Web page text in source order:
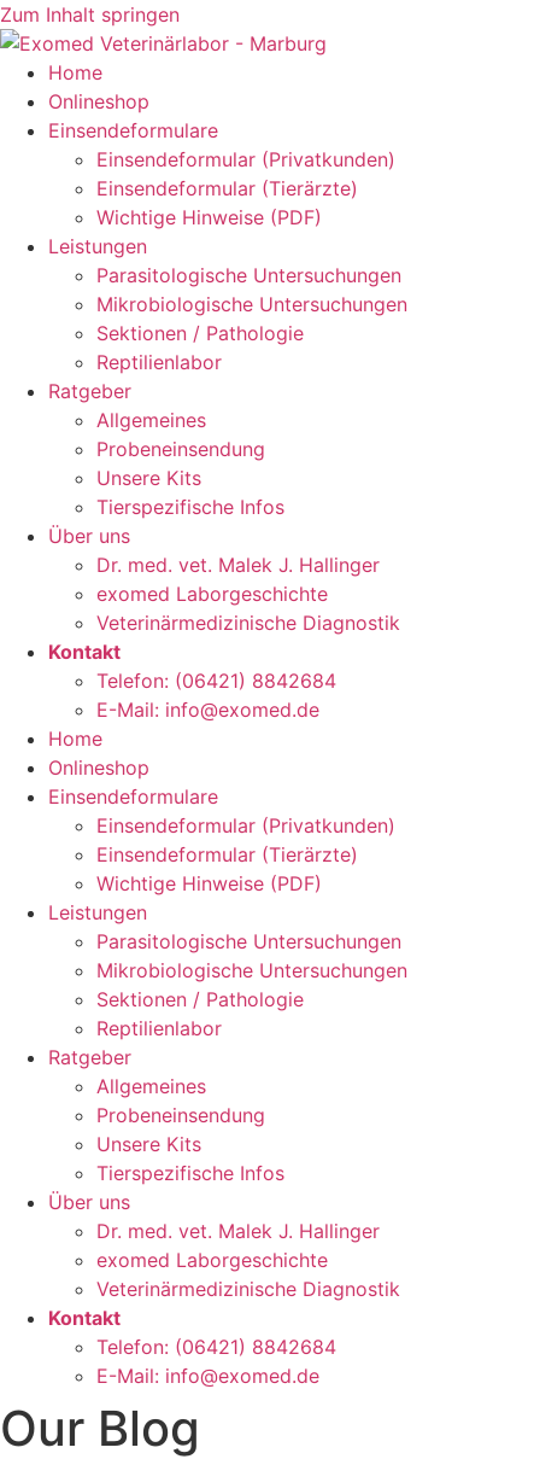
Zum Inhalt springen
Home
Onlineshop
Einsendeformulare
Einsendeformular (Privatkunden)
Einsendeformular (Tierärzte)
Wichtige Hinweise (PDF)
Leistungen
Parasitologische Untersuchungen
Mikrobiologische Untersuchungen
Sektionen / Pathologie
Reptilienlabor
Ratgeber
Allgemeines
Probeneinsendung
Unsere Kits
Tierspezifische Infos
Über uns
Dr. med. vet. Malek J. Hallinger
exomed Laborgeschichte
Veterinärmedizinische Diagnostik
Kontakt
Telefon: (06421) 8842684
E-Mail: info@exomed.de
Home
Onlineshop
Einsendeformulare
Einsendeformular (Privatkunden)
Einsendeformular (Tierärzte)
Wichtige Hinweise (PDF)
Leistungen
Parasitologische Untersuchungen
Mikrobiologische Untersuchungen
Sektionen / Pathologie
Reptilienlabor
Ratgeber
Allgemeines
Probeneinsendung
Unsere Kits
Tierspezifische Infos
Über uns
Dr. med. vet. Malek J. Hallinger
exomed Laborgeschichte
Veterinärmedizinische Diagnostik
Kontakt
Telefon: (06421) 8842684
E-Mail: info@exomed.de
Our Blog